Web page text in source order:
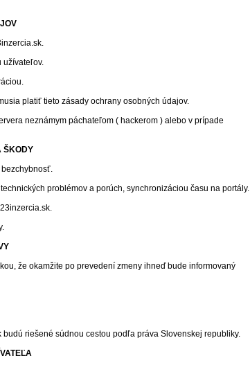
užívateľov.
platiť tieto zásady ochrany osobných údajov.
neznámym páchateľom ( hackerom ) alebo v prípade
ŠKODY
problémov a porúch, synchronizáciou času na portály.
že okamžite po prevedení zmeny ihneď bude informovaný
riešené súdnou cestou podľa práva Slovenskej republiky.